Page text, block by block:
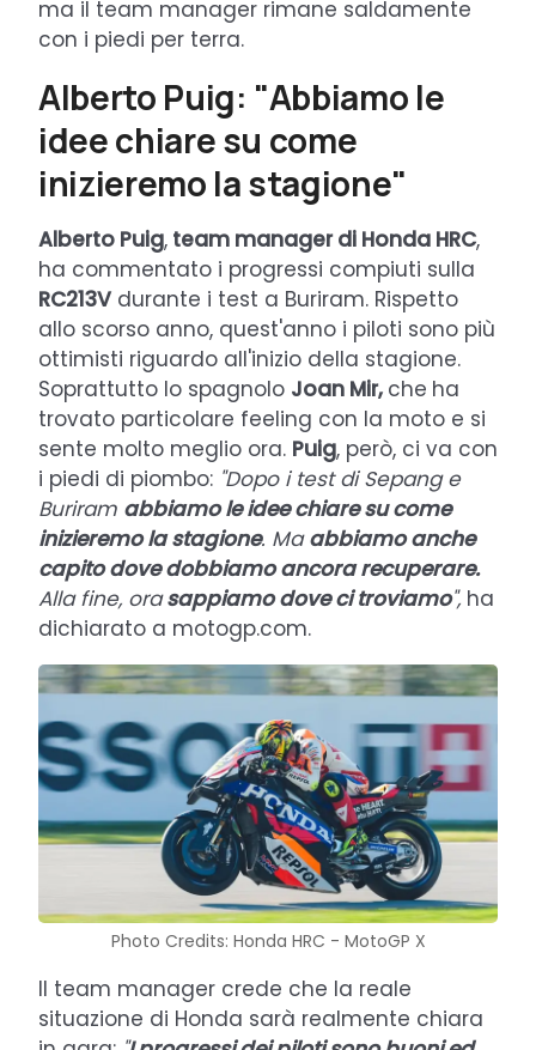
ma il team manager rimane saldamente
con i piedi per terra.
Alberto Puig: "Abbiamo le
idee chiare su come
inizieremo la stagione"
Alberto Puig, team manager di Honda HRC,
ha commentato i progressi compiuti sulla
RC213V durante i test a Buriram. Rispetto
allo scorso anno, quest'anno i piloti sono più
ottimisti riguardo all'inizio della stagione.
Soprattutto lo spagnolo Joan Mir, che ha
trovato particolare feeling con la moto e si
sente molto meglio ora. Puig, però, ci va con
i piedi di piombo: "Dopo i test di Sepang e
Buriram abbiamo le idee chiare su come
inizieremo la stagione. Maabbiamo anche
capito dove dobbiamo ancora recuperare.
Alla fine, orasappiamo dove ci troviamo", ha
dichiarato a motogp.com.
Photo Credits: Honda HRC - MotoGP X
Il team manager crede che la reale
situazione di Honda sarà realmente chiara